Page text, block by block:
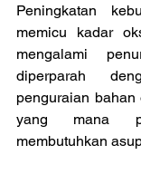
Peningkatan
memicu kadar
mengalami
diperparah
penguraian
yang mana
membutuhkan